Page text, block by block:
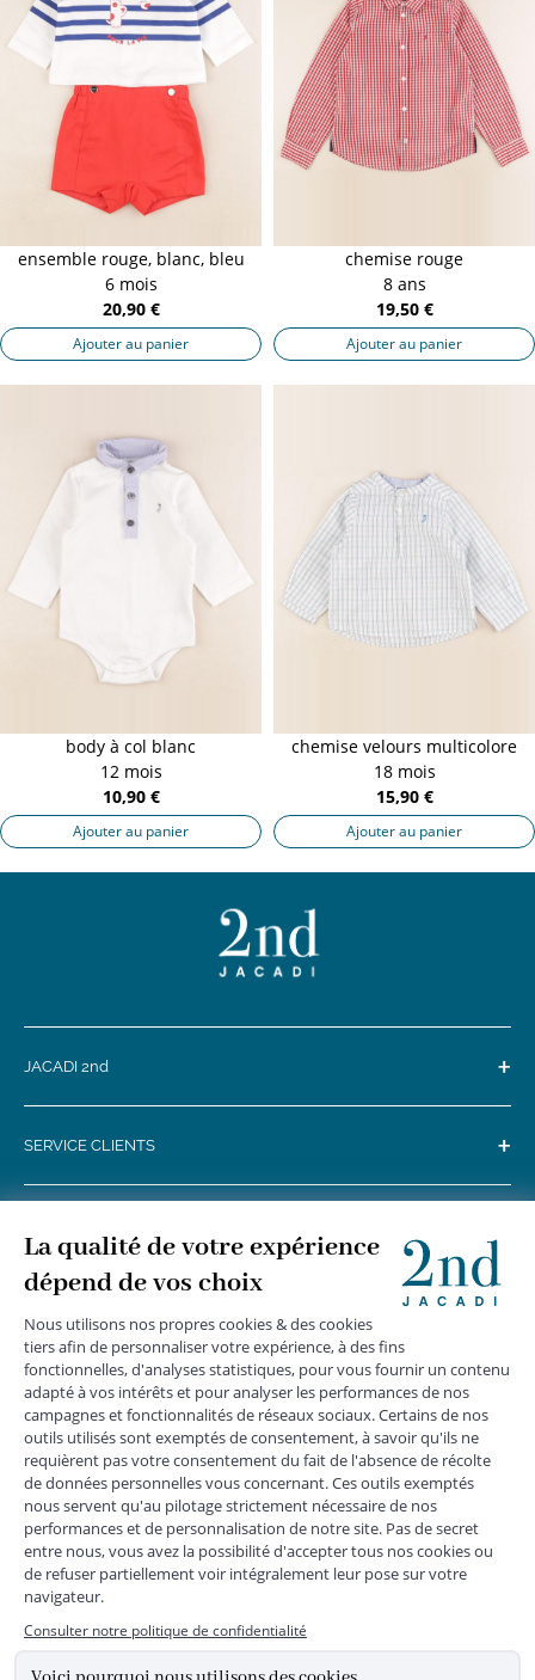
ensemble rouge, blanc, bleu
6 mois
20,90 €
Ajouter au panier
chemise rouge
8 ans
19,50 €
Ajouter au panier
body à col blanc
12 mois
10,90 €
Ajouter au panier
chemise velours multicolore
18 mois
15,90 €
Ajouter au panier
JACADI 2nd +
SERVICE CLIENTS +
MENTIONS LÉGALES
DONNÉES PERSONNELLES
*Livraison express gratuite en point relais dès 59 € et à domicile dès 150
€ vers la France Métropolitaine
Les données collectées par la société JACADI, responsable
du traitement, sont nécessaires à l'envoi de newsletters, à la
création de compte, pour le traitement, le suivi et la livraison
de votre commande, ainsi que pour le suivi de votre
adhésion au programme fidélité. Conformément au
Règlement Européen 2016/679 du 27 avril 2016 sur la
protection des données personnelles, vous bénéficiez d'un
droit d'accès, d'édiction des directives anticipées, de
limitation aux traitements de données vous concernant.